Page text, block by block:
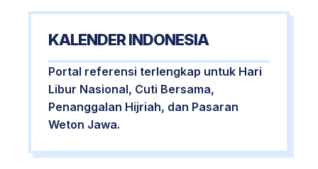
KALENDER INDONESIA
Portal referensi terlengkap untuk Hari
Libur Nasional, Cuti Bersama,
Penanggalan Hijriah, dan Pasaran
Weton Jawa.